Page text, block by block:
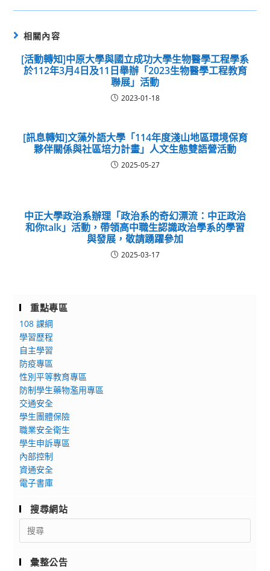
相關內容
[活動轉知]中原大學與國立成功大學生物醫學工程學系
於112年3月4日及11日舉辦「2023生物醫學工程教育
聯展」活動
2023-01-18
[訊息轉知]文藻外語大學「114年度淺山地區環境保育
夥伴關係與社區培力計畫」人文生態雙語營活動
2025-05-27
中正大學政治系辦理「政治系的奇幻漂流：中正政治
和你talk」活動，帶領高中職生認識政治學系的學習
與發展，敬請踴躍參加
2025-03-17
重點專區
108 課綱
學習歷程
自主學習
防疫專區
性別平等教育專區
防制學生藥物濫用專區
交通安全
學生團體保險
職業安全衛生
學生申訴專區
內部控制
資通安全
電子書庫
搜尋網站
Search
for:
彙整公告